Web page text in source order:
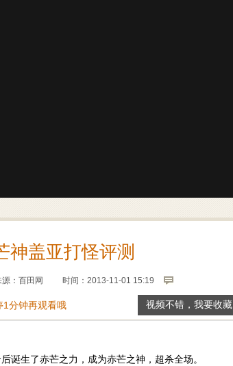
神盖亚打怪评测
： 百田网 时间：2013-11-01 15:19
1分钟再观看哦 视频不错，我要收藏
诞生了赤芒之力，成为赤芒之神，超杀全场。